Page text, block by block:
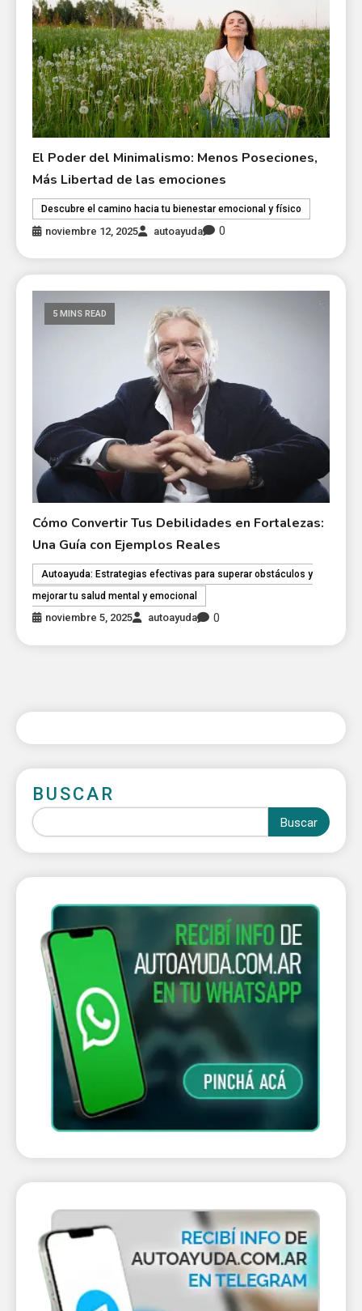
El Poder del Minimalismo: Menos Poseciones,
Más Libertad de las emociones
Descubre el camino hacia tu bienestar emocional y físico
noviembre 12, 2025 autoayuda 0
5 MINS READ
Cómo Convertir Tus Debilidades en Fortalezas:
Una Guía con Ejemplos Reales
Autoayuda: Estrategias efectivas para superar obstáculos y
mejorar tu salud mental y emocional
noviembre 5, 2025 autoayuda 0
BUSCAR
Buscar